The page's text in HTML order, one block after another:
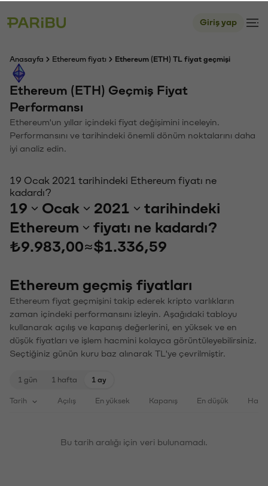
Giriş yap
Anasayfa Ethereum fiyatı Ethereum (ETH) TL fiyat geçmişi
Ethereum (ETH) Geçmiş Fiyat
Performansı
Ethereum'un yıllar içindeki fiyat değişimini inceleyin.
Performansını ve tarihindeki önemli dönüm noktalarını daha
iyi analiz edin.
19 Ocak 2021 tarihindeki Ethereum fiyatı ne
kadardı?
19 Ocak 2021
tarihindeki
Ethereum
fiyatı ne kadardı?
₺9.983,00≈$1.336,59
Ethereum geçmiş fiyatları
Ethereum fiyat geçmişini takip ederek kripto varlıkların
zaman içindeki performansını izleyin. Aşağıdaki tabloyu
kullanarak açılış ve kapanış değerlerini, en yüksek ve en
düşük fiyatları ve işlem hacmini kolayca görüntüleyebilirsiniz.
Seçtiğiniz günün kuru baz alınarak TL'ye çevrilmiştir.
1 gün 1 hafta 1 ay
Tarih Açılış En yüksek Kapanış En düşük
Bu tarih aralığı için veri bulunamadı.